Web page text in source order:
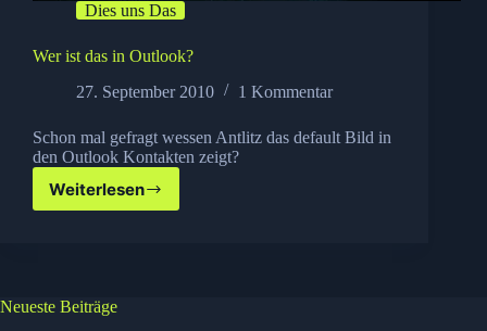
Dies uns Das
Wer ist das in Outlook?
27. September 2010
1 Kommentar
Schon mal gefragt wessen Antlitz das default Bild in
den Outlook Kontakten zeigt?
Weiterlesen
Wer
Neueste Beiträge